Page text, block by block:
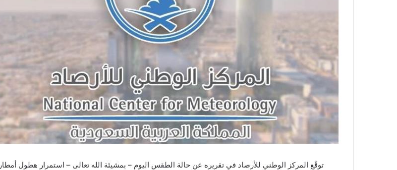
توقّع المركز الوطني للأرصاد في تقريره عن حالة الطقس اليوم – بمشيئة الله تعالى – استمرار هطول أمطار